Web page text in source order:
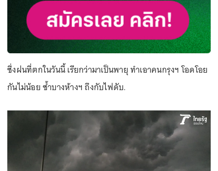
ซึ่งฝนที่ตกในวันนี้ เรียกว่ามาเป็นพายุ ทำเอาคนกรุงฯ โอดโอย
กันไม่น้อย ซ้ำบางห้างฯ ถึงกับไฟดับ.